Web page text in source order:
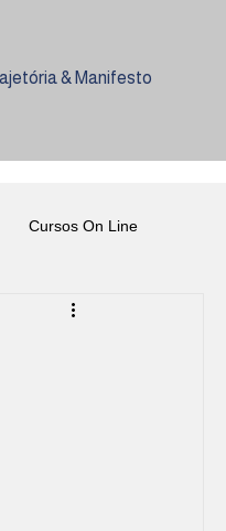
& Manifesto
Cursos On Line
Gastronomia Inclusiva